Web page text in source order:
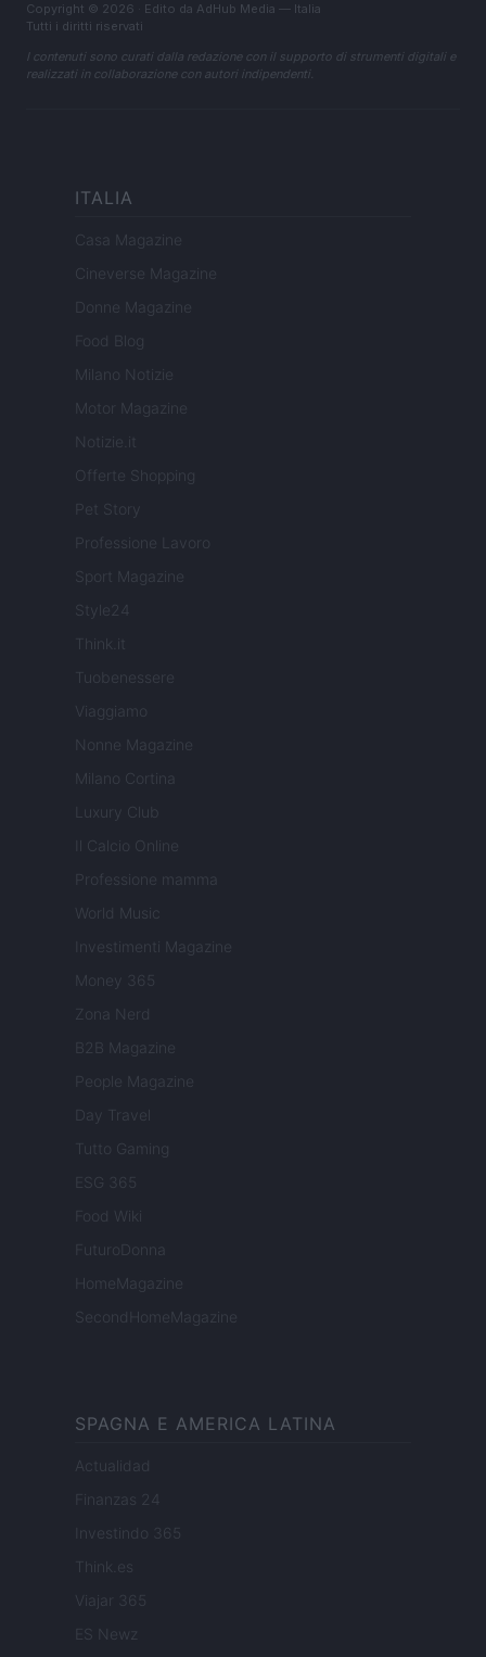
Copyright © 2026 · Edito da AdHub Media — Italia
Tutti i diritti riservati
I contenuti sono curati dalla redazione con il supporto di strumenti digitali e
realizzati in collaborazione con autori indipendenti.
ITALIA
Casa Magazine
Cineverse Magazine
Donne Magazine
Food Blog
Milano Notizie
Motor Magazine
Notizie.it
Offerte Shopping
Pet Story
Professione Lavoro
Sport Magazine
Style24
Think.it
Tuobenessere
Viaggiamo
Nonne Magazine
Milano Cortina
Luxury Club
Il Calcio Online
Professione mamma
World Music
Investimenti Magazine
Money 365
Zona Nerd
B2B Magazine
People Magazine
Day Travel
Tutto Gaming
ESG 365
Food Wiki
FuturoDonna
HomeMagazine
SecondHomeMagazine
SPAGNA E AMERICA LATINA
Actualidad
Finanzas 24
Investindo 365
Think.es
Viajar 365
ES Newz